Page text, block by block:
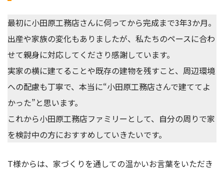
最初に小田原工務店さんに伺ってから完成まで3年3か月。
出産や家族の変化もありましたが、私たちのペースに合わ
せて親身に対応してくださり感謝しています。
実家の横に建てることや既存の建物を残すこと、周辺環境
への配慮も丁寧で、本当に“小田原工務店さんで建ててよ
かった”と思います。
これから小田原工務店ファミリーとして、自分の周りで家
を検討中の方におすすめしていきたいです。
T様からは、家づくりを通しての温かいお言葉をいただき